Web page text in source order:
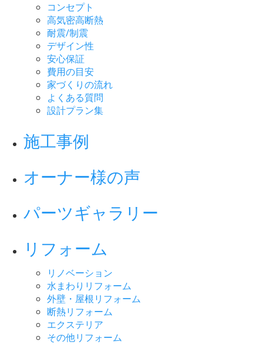
コンセプト
高気密高断熱
耐震/制震
デザイン性
安心保証
費用の目安
家づくりの流れ
よくある質問
設計プラン集
施工事例
オーナー様の声
パーツギャラリー
リフォーム
リノベーション
水まわりリフォーム
外壁・屋根リフォーム
断熱リフォーム
エクステリア
その他リフォーム